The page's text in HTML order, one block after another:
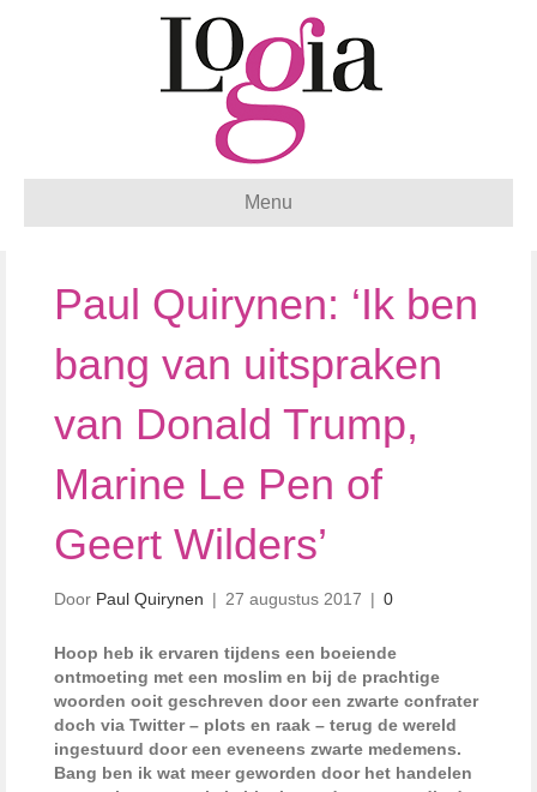
Menu
Paul Quirynen: ‘Ik ben
bang van uitspraken
van Donald Trump,
Marine Le Pen of
Geert Wilders’
Door Paul Quirynen | 27 augustus 2017 | 0
Hoop heb ik ervaren tijdens een boeiende
ontmoeting met een moslim en bij de prachtige
woorden ooit geschreven door een zwarte confrater
doch via Twitter – plots en raak – terug de wereld
ingestuurd door een eveneens zwarte medemens.
Bang ben ik wat meer geworden door het handelen